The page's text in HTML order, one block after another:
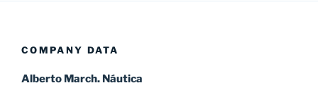
COMPANY DATA
Alberto March. Náutica